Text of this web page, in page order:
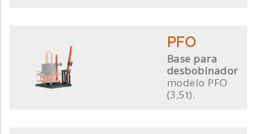
PFO
Base para
desbobinador
modelo PFO
(3,5t).